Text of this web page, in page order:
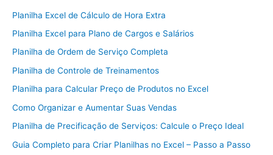
Planilha Excel de Cálculo de Hora Extra
Planilha Excel para Plano de Cargos e Salários
Planilha de Ordem de Serviço Completa
Planilha de Controle de Treinamentos
Planilha para Calcular Preço de Produtos no Excel
Como Organizar e Aumentar Suas Vendas
Planilha de Precificação de Serviços: Calcule o Preço Ideal
Guia Completo para Criar Planilhas no Excel – Passo a Passo